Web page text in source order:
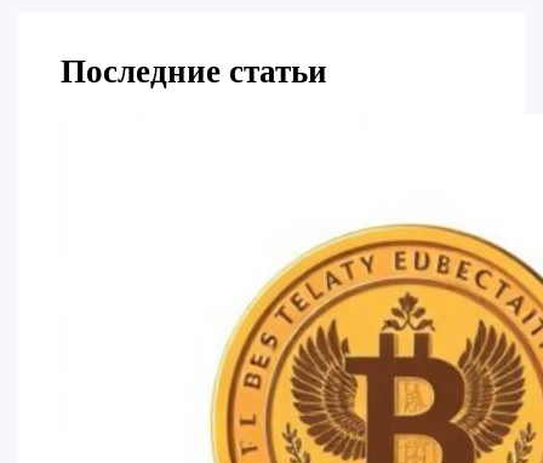
Последние статьи